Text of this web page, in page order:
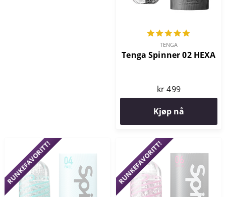
TENGA
Tenga Spinner 02 HEXA
kr 499
Kjøp nå
RUNKEFAVORITT! RUNKEFAVORITT!